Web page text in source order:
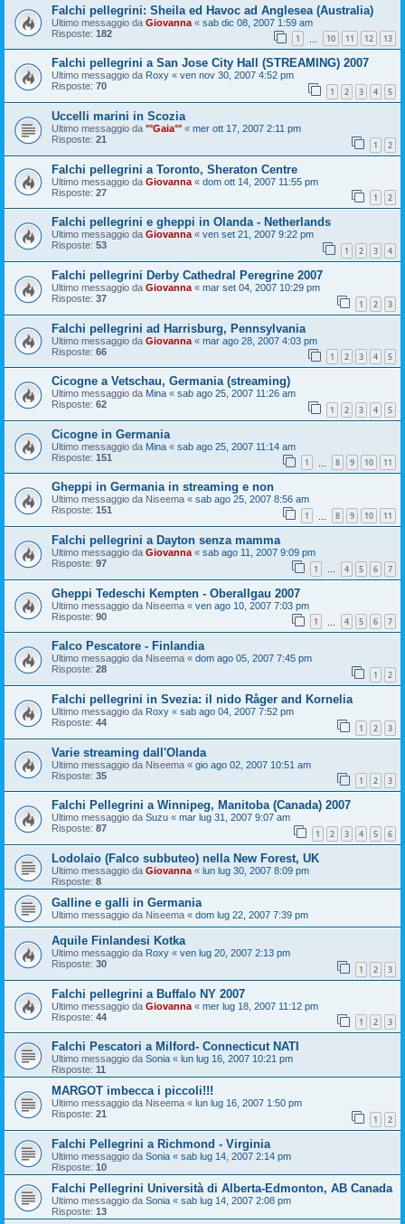
Falchi pellegrini: Sheila ed Havoc ad Anglesea (Australia)
Ultimo messaggio da Giovanna « sab dic 08, 2007 1:59 am
Risposte: 182 1 10 11 12 13
Falchi pellegrini a San Jose City Hall (STREAMING) 2007
Ultimo messaggio da Roxy « ven nov 30, 2007 4:52 pm
Risposte: 70 1 2 3 4 5
Uccelli marini in Scozia
Ultimo messaggio da °°Gaia°° « mer ott 17, 2007 2:11 pm
Risposte: 21 1 2
Falchi pellegrini a Toronto, Sheraton Centre
Ultimo messaggio da Giovanna « dom ott 14, 2007 11:55 pm
Risposte: 27 1 2
Falchi pellegrini e gheppi in Olanda - Netherlands
Ultimo messaggio da Giovanna « ven set 21, 2007 9:22 pm
Risposte: 53 1 2 3 4
Falchi pellegrini Derby Cathedral Peregrine 2007
Ultimo messaggio da Giovanna « mar set 04, 2007 10:29 pm
Risposte: 37 1 2 3
Falchi pellegrini ad Harrisburg, Pennsylvania
Ultimo messaggio da Giovanna « mar ago 28, 2007 4:03 pm
Risposte: 66 1 2 3 4 5
Cicogne a Vetschau, Germania (streaming)
Ultimo messaggio da Mina « sab ago 25, 2007 11:26 am
Risposte: 62 1 2 3 4 5
Cicogne in Germania
Ultimo messaggio da Mina « sab ago 25, 2007 11:14 am
Risposte: 151 1 8 9 10 11
Gheppi in Germania in streaming e non
Ultimo messaggio da Niseema « sab ago 25, 2007 8:56 am
Risposte: 151 1 8 9 10 11
Falchi pellegrini a Dayton senza mamma
Ultimo messaggio da Giovanna « sab ago 11, 2007 9:09 pm
Risposte: 97 1 … 4 5 6 7
Gheppi Tedeschi Kempten - Oberallgau 2007
Ultimo messaggio da Niseema « ven ago 10, 2007 7:03 pm
Risposte: 90 1 4 5 6 7
Falco Pescatore - Finlandia
Ultimo messaggio da Niseema « dom ago 05, 2007 7:45 pm
Risposte: 28 1 2
Falchi pellegrini in Svezia: il nido Råger and Kornelia
Ultimo messaggio da Roxy « sab ago 04, 2007 7:52 pm
Risposte: 44 1 2 3
Varie streaming dall'Olanda
Ultimo messaggio da Niseema « gio ago 02, 2007 10:51 am
Risposte: 35 1 2 3
Falchi Pellegrini a Winnipeg, Manitoba (Canada) 2007
Ultimo messaggio da Suzu « mar lug 31, 2007 9:07 am
Risposte: 87 1 2 3 4 5 6
Lodolaio (Falco subbuteo) nella New Forest, UK
Ultimo messaggio da Giovanna « lun lug 30, 2007 8:09 pm
Risposte: 8
Galline e galli in Germania
Ultimo messaggio da Niseema « dom lug 22, 2007 7:39 pm
Aquile Finlandesi Kotka
Ultimo messaggio da Roxy « ven lug 20, 2007 2:13 pm
Risposte: 30 1 2 3
Falchi pellegrini a Buffalo NY 2007
Ultimo messaggio da Giovanna « mer lug 18, 2007 11:12 pm
Risposte: 44 1 2 3
Falchi Pescatori a Milford- Connecticut NATI
Ultimo messaggio da Sonia « lun lug 16, 2007 10:21 pm
Risposte: 11
MARGOT imbecca i piccoli!!!
Ultimo messaggio da Niseema « lun lug 16, 2007 1:50 pm
Risposte: 21 1 2
Falchi Pellegrini a Richmond - Virginia
Ultimo messaggio da Sonia « sab lug 14, 2007 2:14 pm
Risposte: 10
Falchi Pellegrini Università di Alberta-Edmonton, AB Canada
Ultimo messaggio da Sonia « sab lug 14, 2007 2:08 pm
Risposte: 13